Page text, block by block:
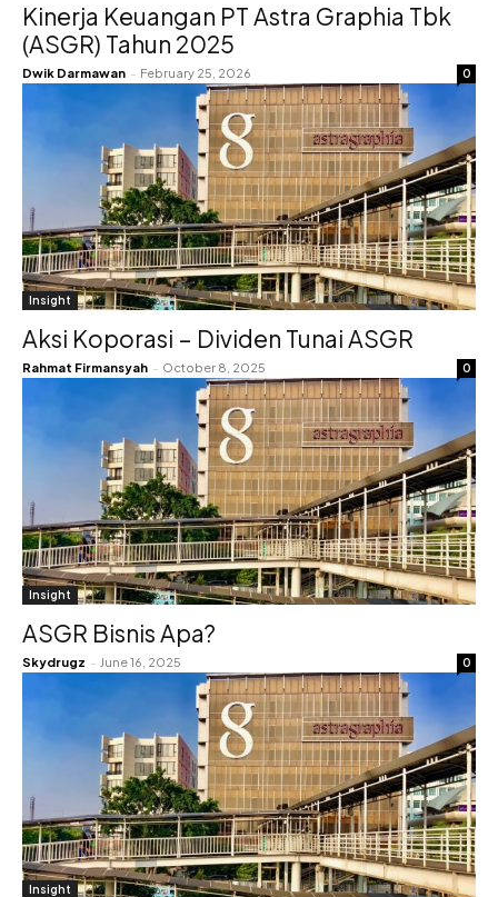
Kinerja Keuangan PT Astra Graphia Tbk
(ASGR) Tahun 2025
Dwik Darmawan - February 25, 2026 0
Insight
Aksi Koporasi – Dividen Tunai ASGR
Rahmat Firmansyah - October 8, 2025 0
Insight
ASGR Bisnis Apa?
Skydrugz - June 16, 2025 0
Insight